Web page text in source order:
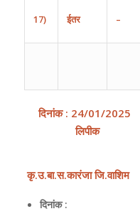
17) ईतर –
दिनांक : 24/01/2025
लिपीक
कृ.उ.बा.स.कारंजा जि.वाशिम
दिनांक :